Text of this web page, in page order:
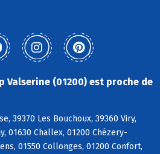
Valserine (01200) est proche de
39370 Les Bouchoux, 39360 Viry,
01630 Challex, 01200 Chézery-
01550 Collonges, 01200 Confort,